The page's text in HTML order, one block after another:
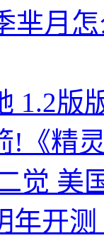
芈月
1.2版
!《精
觉 美
年开